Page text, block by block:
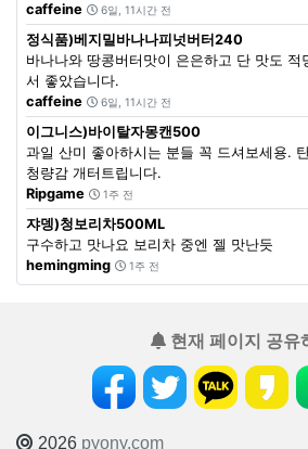
caffeine
6일, 11시간 전
정식품)베지밀바나나피넛버터240
바나나와 땅콩버터맛이 은은하고 단 맛도
서 좋았습니다.
caffeine
6일, 11시간 전
이그니스)바이탈자몽캔500
과일 산미 좋아하시는 분들 꼭 드셔보세용.
청량감 개터트립니다.
Ripgame
1주 전
쟈뎅)청보리차500ML
구수하고 맛나요 보리차 중엔 젤 맛난듯
hemingming
1주 전
현재 페이지 공유
2026 pyony.com